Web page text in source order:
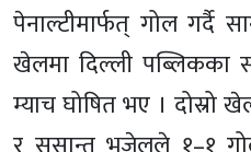
पेनाल्टीमार्फत् गोल गर्दै
खेलमा दिल्ली पब्लिकका
म्याच घोषित भए । दोस्रो